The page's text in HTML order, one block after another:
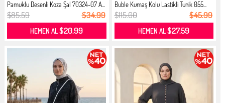
Pamuklu Desenli Koza Şal 70324-07 A...
$85.59 $34.99
HEMEN AL$20.99
Buble Kumaş Kolu Lastikli Tunik 055...
$115.00 $45.99
HEMEN AL$27.59